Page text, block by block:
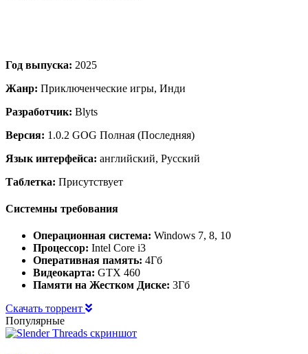
Год выпуска: 2025
Жанр: Приключенческие игры, Инди
Разработчик: Blyts
Версия: 1.0.2 GOG Полная (Последняя)
Язык интерфейса: английский, Русский
Таблетка: Присутствует
Системны требования
Операционная система: Windows 7, 8, 10
Процессор: Intel Core i3
Оперативная память: 4Гб
Видеокарта: GTX 460
Памяти на Жестком Диске: 3Гб
Скачать торрент
Популярные